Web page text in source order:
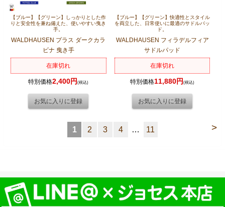
【ブルー】【グリーン】しっかりとした作
りと安全性を兼ね備えた、使いやすい曳き
手。
WALDHAUSEN プラス ダークカラ
ビナ 曳き手
在庫切れ
特別価格2,400円(税込)
【ブルー】【グリーン】快適性とスタイル
を両立した、日常使いに最適のサドルパッ
ド。
WALDHAUSEN フィラデルフィア
サドルパッド
在庫切れ
特別価格11,880円(税込)
>
1 2 3 4 … 11